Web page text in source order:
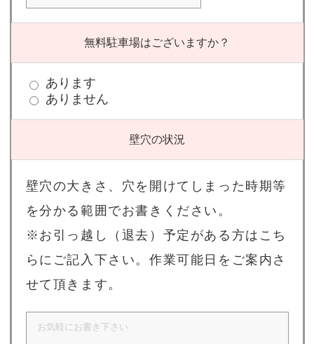
無料駐車場はございますか？
あります
ありません
壁穴の状況
壁穴の大きさ、穴を開けてしまった時期等
を分かる範囲でお書きください。
※お引っ越し（退去）予定がある方はこち
らにご記入下さい。作業可能日をご案内さ
せて頂きます。